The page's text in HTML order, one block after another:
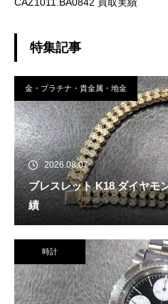
CAZ1011.BA0842 買取実績
特集記事
金・プラチナ・貴金属・地金
2026.08.07
ブレスレット K18 ダイヤモ
績
時計